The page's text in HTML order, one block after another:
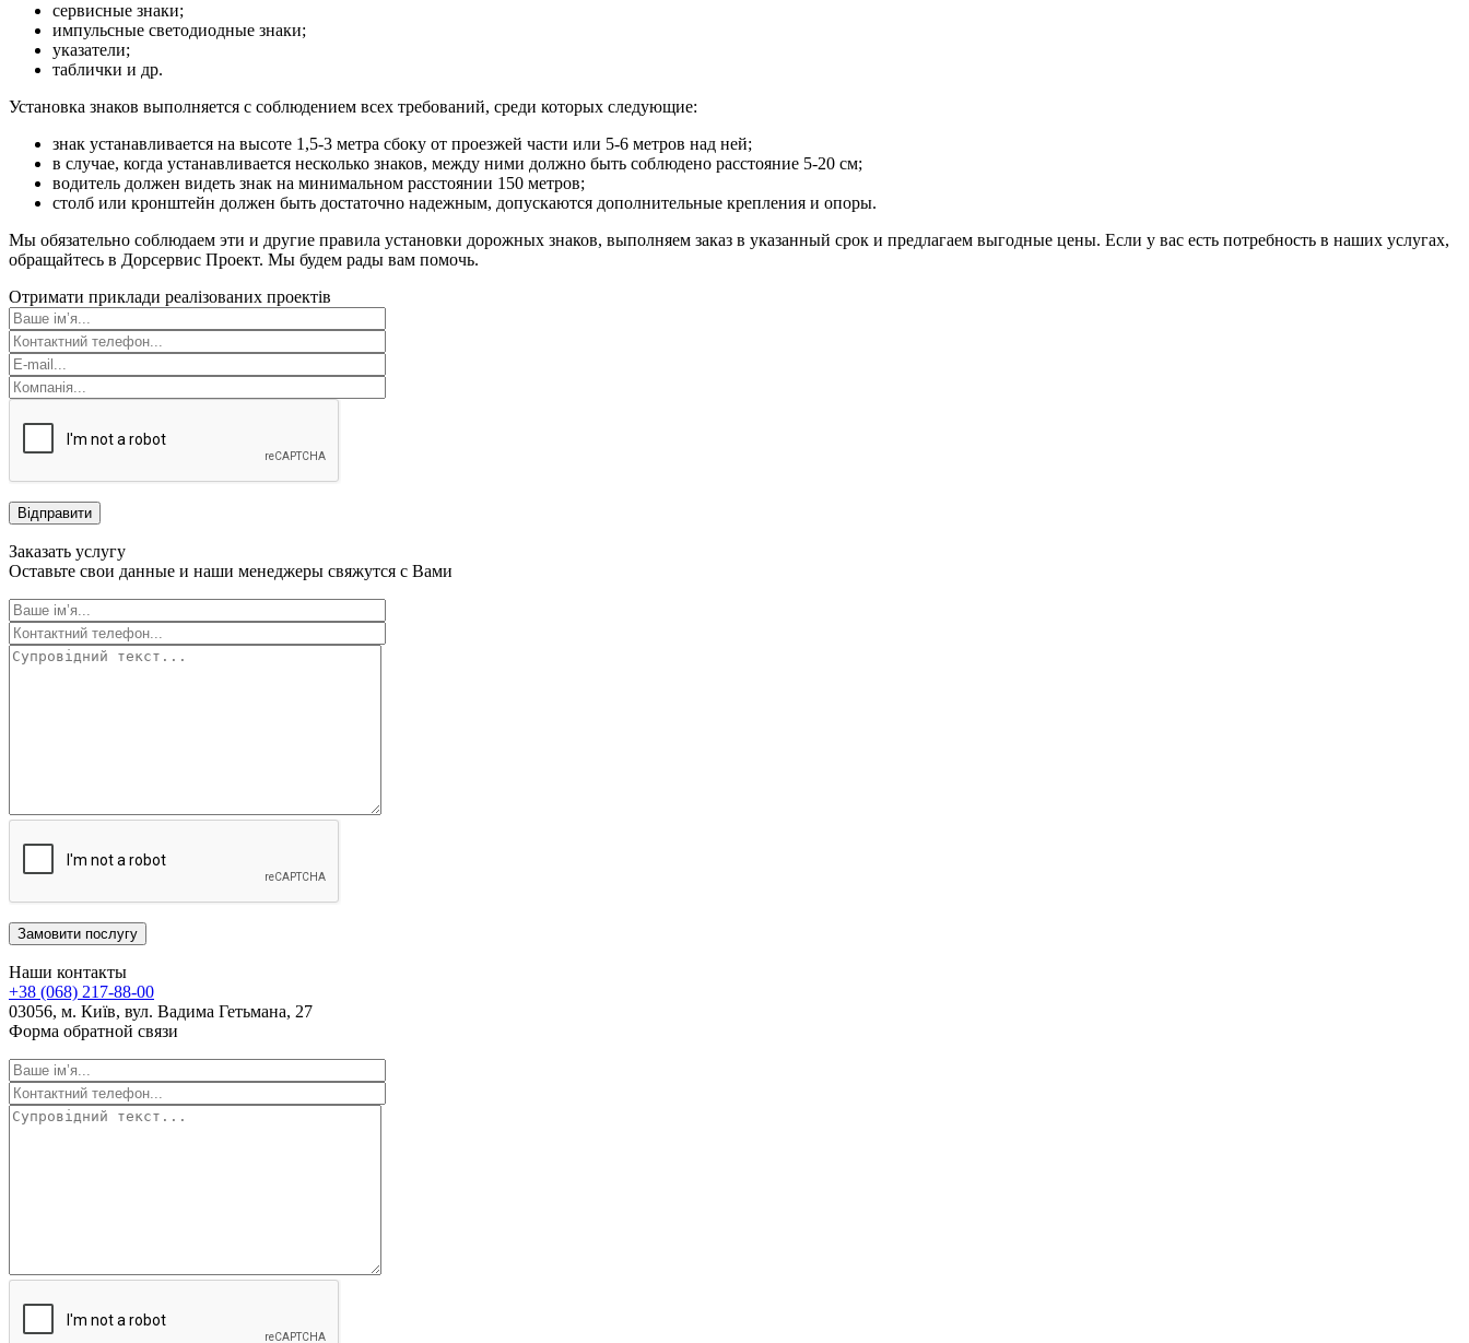
сервисные знаки;
импульсные светодиодные знаки;
указатели;
таблички и др.
Установка знаков выполняется с соблюдением всех требований, среди которых следующие:
знак устанавливается на высоте 1,5-3 метра сбоку от проезжей части или 5-6 метров над ней;
в случае, когда устанавливается несколько знаков, между ними должно быть соблюдено расстояние 5-20 см;
водитель должен видеть знак на минимальном расстоянии 150 метров;
столб или кронштейн должен быть достаточно надежным, допускаются дополнительные крепления и опоры.
Мы обязательно соблюдаем эти и другие правила установки дорожных знаков, выполняем заказ в указанный срок и предлагаем выгодные цены. Если у вас есть потребность в наших услугах,
обращайтесь в Дорсервис Проект. Мы будем рады вам помочь.
Отримати приклади реалізованих проектів
Відправити
Заказать услугу
Оставьте свои данные и наши менеджеры свяжутся с Вами
Замовити послугу
Наши контакты
+38 (068) 217-88-00
03056, м. Київ, вул. Вадима Гетьмана, 27
Форма обратной связи